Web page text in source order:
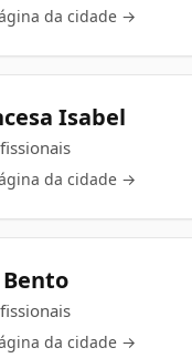
da cidade →
Isabel
da cidade →
Bento
da cidade →